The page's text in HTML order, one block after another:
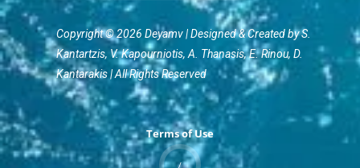
Copyright © 2026 Deyamv | Designed & Created by S.
Kantartzis, V. Kapourniotis, Α. Thanasis, E. Rinou, D.
Kantarakis | All Rights Reserved
Terms of Use
/